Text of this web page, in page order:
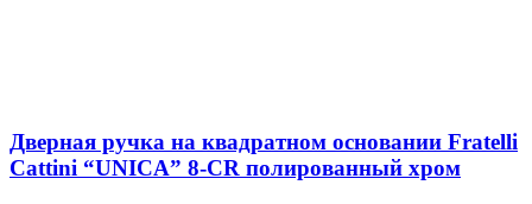
Дверная ручка на квадратном основании Fratelli
Cattini “UNICA” 8-CR полированный хром